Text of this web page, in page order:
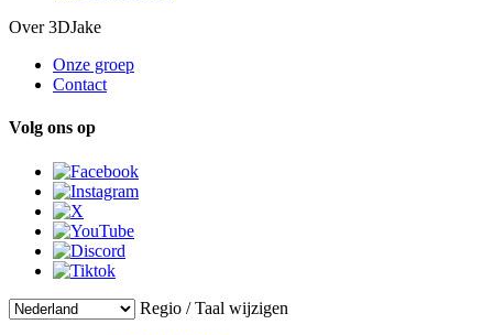
Over 3DJake
Onze groep
Contact
Volg ons op
Regio / Taal wijzigen